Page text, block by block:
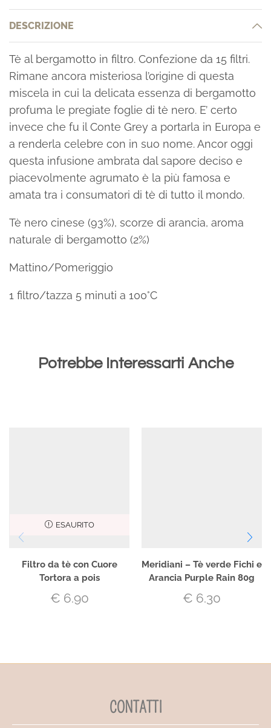
DESCRIZIONE
Tè al bergamotto in filtro. Confezione da 15 filtri.
Rimane ancora misteriosa l’origine di questa
miscela in cui la delicata essenza di bergamotto
profuma le pregiate foglie di tè nero. E’ certo
invece che fu il Conte Grey a portarla in Europa e
a renderla celebre con in suo nome. Ancor oggi
questa infusione ambrata dal sapore deciso e
piacevolmente agrumato è la più famosa e
amata tra i consumatori di tè di tutto il mondo.
Tè nero cinese (93%), scorze di arancia, aroma
naturale di bergamotto (2%)
Mattino/Pomeriggio
1 filtro/tazza 5 minuti a 100°C
Potrebbe Interessarti Anche
ESAURITO
Filtro da tè con Cuore
Tortora a pois
€ 6.90
Meridiani – Tè verde Fichi e
Arancia Purple Rain 80g
€ 6.30
CONTATTI